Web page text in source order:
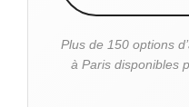
Plus de 150 options
à Paris disponibles